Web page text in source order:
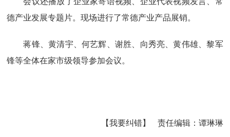
德产业发展专题片。现场进行了常德产业产品展销。
蒋锋、黄清宇、何艺辉、谢胜、向秀亮、黄伟雄、黎军
锋等全体在家市级领导参加会议。
【我要纠错】 责任编辑： 谭琳琳